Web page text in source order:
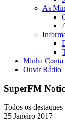
As
Minha Conta
Ouvir Rádio
SuperFM
Todos os
25 Janeiro 2017